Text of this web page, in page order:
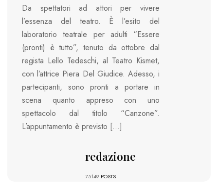
Da spettatori ad attori per vivere
l’essenza del teatro. È l’esito del
laboratorio teatrale per adulti “Essere
(pronti) è tutto”, tenuto da ottobre dal
regista Lello Tedeschi, al Teatro Kismet,
con l’attrice Piera Del Giudice. Adesso, i
partecipanti, sono pronti a portare in
scena quanto appreso con uno
spettacolo dal titolo “Canzone”.
L’appuntamento è previsto […]
redazione
75149 POSTS